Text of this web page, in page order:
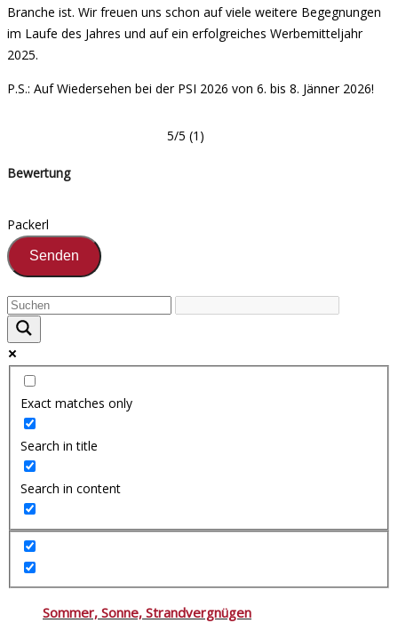
Branche ist. Wir freuen uns schon auf viele weitere Begegnungen
im Laufe des Jahres und auf ein erfolgreiches Werbemitteljahr
2025.
P.S.: Auf Wiedersehen bei der PSI 2026 von 6. bis 8. Jänner 2026!
5/5 (1)
Bewertung
Packerl
Exact matches only
Search in title
Search in content
Sommer, Sonne, Strandvergnügen